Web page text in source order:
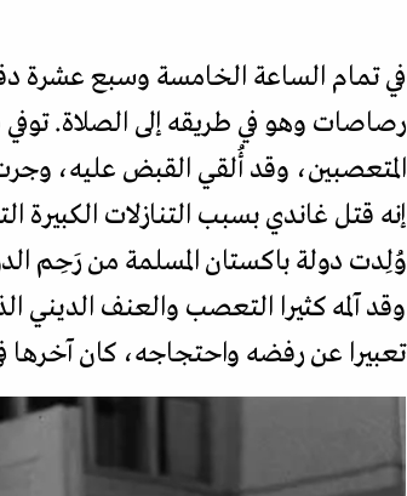
إنه قتل غاندي بسبب التنازلات الكبيرة
وُلِدت دولة باكستان المسلمة من رَحِم
وقد آلمه كثيرا التعصب والعنف
تعبيرا عن رفضه واحتجاجه، كان آخرها في 12 يناير 1948، قبل أسبوعين من